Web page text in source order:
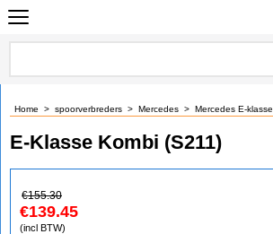
Home > spoorverbreders > Mercedes > Mercedes E-klasse
E-Klasse Kombi (S211)
€155.30
€139.45
(incl BTW)